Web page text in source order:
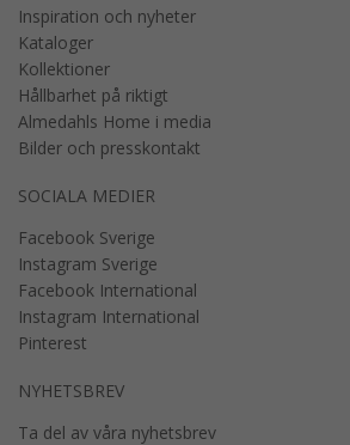
Inspiration och nyheter
Kataloger
Kollektioner
Hållbarhet på riktigt
Almedahls Home i media
Bilder och presskontakt
SOCIALA MEDIER
Facebook Sverige
Instagram Sverige
Facebook International
Instagram International
Pinterest
NYHETSBREV
Ta del av våra nyhetsbrev